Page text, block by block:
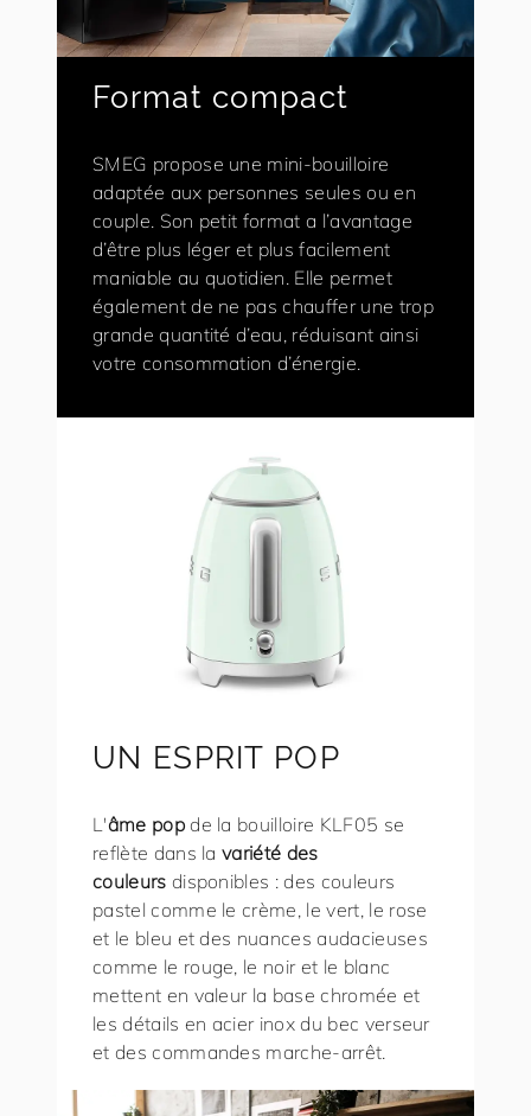
Format compact
SMEG propose une mini-bouilloire
adaptée aux personnes seules ou en
couple. Son petit format a l’avantage
d’être plus léger et plus facilement
maniable au quotidien. Elle permet
également de ne pas chauffer une trop
grande quantité d’eau, réduisant ainsi
votre consommation d’énergie.
UN ESPRIT POP
L'âme popde la bouilloire KLF05 se
reflète dans lavariété des
couleurs disponibles : des couleurs
pastel comme le crème, le vert, le rose
et le bleu et des nuances audacieuses
comme le rouge, le noir et le blanc
mettent en valeur la base chromée et
les détails en acier inox du bec verseur
et des commandes marche-arrêt.